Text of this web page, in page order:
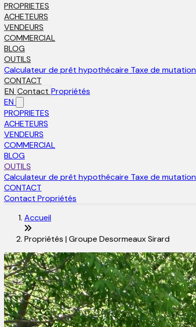
PROPRIETES
ACHETEURS
VENDEURS
COMMERCIAL
BLOG
OUTILS
Calculateur de prêt hypothécaire Taxe de mutation
CONTACT
EN Contact Propriétés
EN
PROPRIETES
ACHETEURS
VENDEURS
COMMERCIAL
BLOG
OUTILS
Calculateur de prêt hypothécaire Taxe de mutation
CONTACT
Contact Propriétés
Accueil
Propriétés | Groupe Desormeaux Sirard